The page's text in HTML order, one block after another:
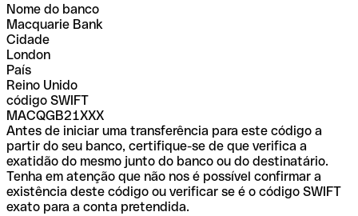
Nome do banco
Macquarie Bank
Cidade
London
País
Reino Unido
código SWIFT
MACQGB21XXX
Antes de iniciar uma transferência para este código a
partir do seu banco, certifique-se de que verifica a
exatidão do mesmo junto do banco ou do destinatário.
Tenha em atenção que não nos é possível confirmar a
existência deste código ou verificar se é o código SWIFT
exato para a conta pretendida.